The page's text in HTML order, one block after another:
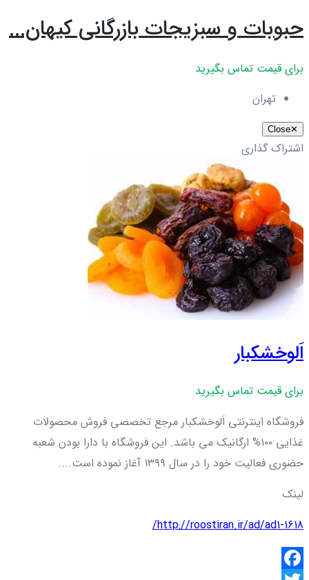
حبوبات و سبزیجات بازرگانی کیهان...
برای قیمت تماس بگیرید
تهران
✕
Close
اشتراک گذاری
اَلوخشکبار
برای قیمت تماس بگیرید
فروشگاه اینترنتی اَلوخشکبار مرجع تخصصی فروش محصولات
غذایی ۱۰۰% ارگانیک می باشد. این فروشگاه با دارا بودن شعبه
حضوری فعالیت خود را در سال ۱۳۹۹ آغاز نموده است....
لینک
http://roostiran.ir/ad/ad1-1618/